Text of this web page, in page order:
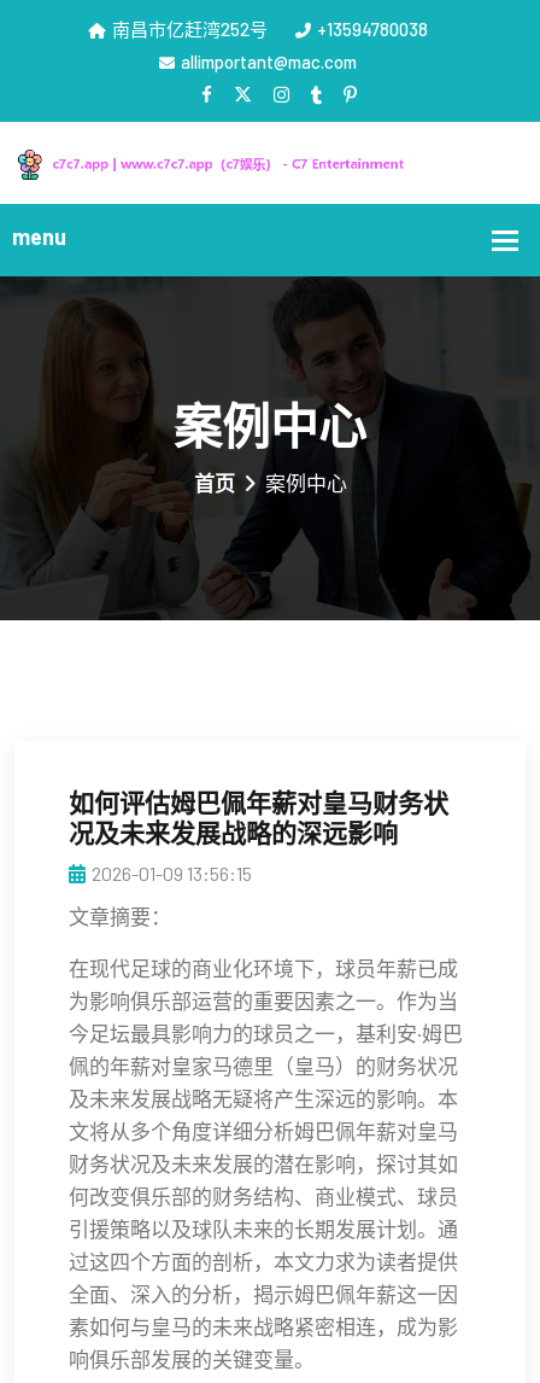
南昌市亿赶湾252号
+13594780038
allimportant@mac.com
案例中心
首页 案例中心
如何评估姆巴佩年薪对皇马财务状
况及未来发展战略的深远影响
2026-01-09 13:56:15
文章摘要：
在现代足球的商业化环境下，球员年薪已成
为影响俱乐部运营的重要因素之一。作为当
今足坛最具影响力的球员之一，基利安·姆巴
佩的年薪对皇家马德里（皇马）的财务状况
及未来发展战略无疑将产生深远的影响。本
文将从多个角度详细分析姆巴佩年薪对皇马
财务状况及未来发展的潜在影响，探讨其如
何改变俱乐部的财务结构、商业模式、球员
引援策略以及球队未来的长期发展计划。通
过这四个方面的剖析，本文力求为读者提供
全面、深入的分析，揭示姆巴佩年薪这一因
素如何与皇马的未来战略紧密相连，成为影
响俱乐部发展的关键变量。